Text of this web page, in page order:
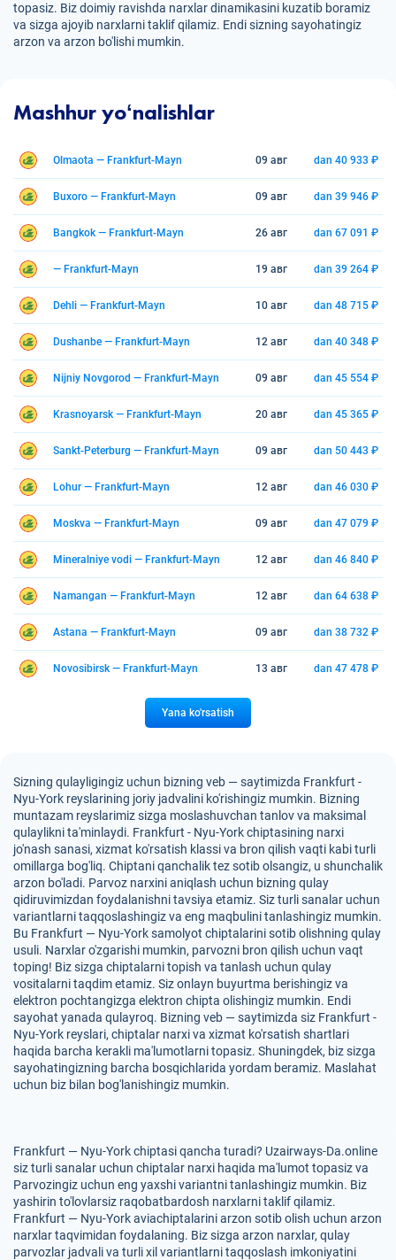
topasiz. Biz doimiy ravishda narxlar dinamikasini kuzatib boramiz
va sizga ajoyib narxlarni taklif qilamiz. Endi sizning sayohatingiz
arzon va arzon bo'lishi mumkin.
Mashhur yoʻnalishlar
Olmaota — Frankfurt-Mayn 09 авг dan 40 933 ₽
Buxoro — Frankfurt-Mayn 09 авг dan 39 946 ₽
Bangkok — Frankfurt-Mayn 26 авг dan 67 091 ₽
— Frankfurt-Mayn 19 авг dan 39 264 ₽
Dehli — Frankfurt-Mayn 10 авг dan 48 715 ₽
Dushanbe — Frankfurt-Mayn 12 авг dan 40 348 ₽
Nijniy Novgorod — Frankfurt-Mayn 09 авг dan 45 554 ₽
Krasnoyarsk — Frankfurt-Mayn 20 авг dan 45 365 ₽
Sankt-Peterburg — Frankfurt-Mayn 09 авг dan 50 443 ₽
Lohur — Frankfurt-Mayn 12 авг dan 46 030 ₽
Moskva — Frankfurt-Mayn 09 авг dan 47 079 ₽
Mineralniye vodi — Frankfurt-Mayn 12 авг dan 46 840 ₽
Namangan — Frankfurt-Mayn 12 авг dan 64 638 ₽
Astana — Frankfurt-Mayn 09 авг dan 38 732 ₽
Novosibirsk — Frankfurt-Mayn 13 авг dan 47 478 ₽
Yana ko'rsatish
Sizning qulayligingiz uchun bizning veb — saytimizda Frankfurt -
Nyu-York reyslarining joriy jadvalini ko'rishingiz mumkin. Bizning
muntazam reyslarimiz sizga moslashuvchan tanlov va maksimal
qulaylikni ta'minlaydi. Frankfurt - Nyu-York chiptasining narxi
jo'nash sanasi, xizmat ko'rsatish klassi va bron qilish vaqti kabi turli
omillarga bog'liq. Chiptani qanchalik tez sotib olsangiz, u shunchalik
arzon bo'ladi. Parvoz narxini aniqlash uchun bizning qulay
qidiruvimizdan foydalanishni tavsiya etamiz. Siz turli sanalar uchun
variantlarni taqqoslashingiz va eng maqbulini tanlashingiz mumkin.
Bu Frankfurt — Nyu-York samolyot chiptalarini sotib olishning qulay
usuli. Narxlar o'zgarishi mumkin, parvozni bron qilish uchun vaqt
toping! Biz sizga chiptalarni topish va tanlash uchun qulay
vositalarni taqdim etamiz. Siz onlayn buyurtma berishingiz va
elektron pochtangizga elektron chipta olishingiz mumkin. Endi
sayohat yanada qulayroq. Bizning veb — saytimizda siz Frankfurt -
Nyu-York reyslari, chiptalar narxi va xizmat ko'rsatish shartlari
haqida barcha kerakli ma'lumotlarni topasiz. Shuningdek, biz sizga
sayohatingizning barcha bosqichlarida yordam beramiz. Maslahat
uchun biz bilan bog'lanishingiz mumkin.
Frankfurt — Nyu-York chiptasi qancha turadi? Uzairways-Da.online
siz turli sanalar uchun chiptalar narxi haqida ma'lumot topasiz va
Parvozingiz uchun eng yaxshi variantni tanlashingiz mumkin. Biz
yashirin to'lovlarsiz raqobatbardosh narxlarni taklif qilamiz.
Frankfurt — Nyu-York aviachiptalarini arzon sotib olish uchun arzon
narxlar taqvimidan foydalaning. Biz sizga arzon narxlar, qulay
parvozlar jadvali va turli xil variantlarni taqqoslash imkoniyatini